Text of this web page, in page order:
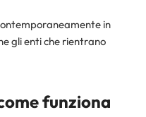
in
gli enti che rientrano
funziona